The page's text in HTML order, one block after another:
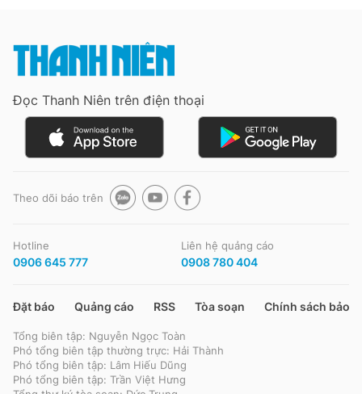
Đọc Thanh Niên trên điện thoại
Theo dõi báo trên
Hotline
0906 645 777
Liên hệ quảng cáo
0908 780 404
Đặt báo Quảng cáo RSS Tòa soạn Chính sách bảo
Tổng biên tập: Nguyễn Ngọc Toàn
Phó tổng biên tập thường trực: Hải Thành
Phó tổng biên tập: Lâm Hiếu Dũng
Phó tổng biên tập: Trần Việt Hưng